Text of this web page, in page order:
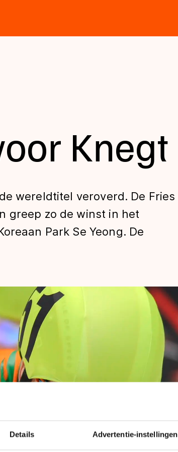
Details Advertentie-instellingen
Knegt
wereldtitel veroverd. De Fries
greep zo de winst in het
Park Se Yeong. De